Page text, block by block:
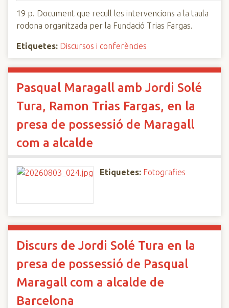
19 p. Document que recull les intervencions a la taula
rodona organitzada per la Fundació Trias Fargas.
Etiquetes: Discursos i conferències
Pasqual Maragall amb Jordi Solé
Tura, Ramon Trias Fargas, en la
presa de possessió de Maragall
com a alcalde
Etiquetes: Fotografies
Discurs de Jordi Solé Tura en la
presa de possessió de Pasqual
Maragall com a alcalde de
Barcelona